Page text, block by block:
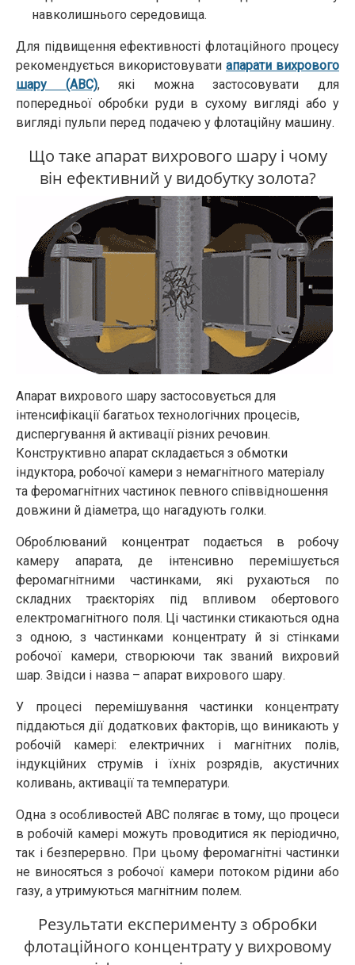
навколишнього середовища.
Для підвищення ефективності флотаційного процесу
рекомендується використовувати апарати вихрового
шару (АВС), які можна застосовувати для
попередньої обробки руди в сухому вигляді або у
вигляді пульпи перед подачею у флотаційну машину.
Що таке апарат вихрового шару і чому
він ефективний у видобутку золота?
Апарат вихрового шару застосовується для
інтенсифікації багатьох технологічних процесів,
диспергування й активації різних речовин.
Конструктивно апарат складається з обмотки
індуктора, робочої камери з немагнітного матеріалу
та феромагнітних частинок певного співвідношення
довжини й діаметра, що нагадують голки.
Оброблюваний концентрат подається в робочу
камеру апарата, де інтенсивно перемішується
феромагнітними частинками, які рухаються по
складних траєкторіях під впливом обертового
електромагнітного поля. Ці частинки стикаються одна
з одною, з частинками концентрату й зі стінками
робочої камери, створюючи так званий вихровий
шар. Звідси і назва – апарат вихрового шару.
У процесі перемішування частинки концентрату
піддаються дії додаткових факторів, що виникають у
робочій камері: електричних і магнітних полів,
індукційних струмів і їхніх розрядів, акустичних
коливань, активації та температури.
Одна з особливостей АВС полягає в тому, що процеси
в робочій камері можуть проводитися як періодично,
так і безперервно. При цьому феромагнітні частинки
не виносяться з робочої камери потоком рідини або
газу, а утримуються магнітним полем.
Результати експерименту з обробки
флотаційного концентрату у вихровому